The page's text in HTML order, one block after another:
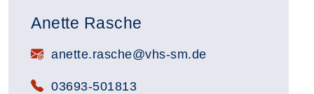
Anette Rasche
E-Mail:anette.rasche@vhs-sm.de
Telefon:
03693-501813